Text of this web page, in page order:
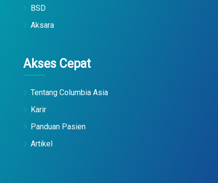
BSD
Aksara
Akses Cepat
Tentang Columbia Asia
Karir
Panduan Pasien
Artikel